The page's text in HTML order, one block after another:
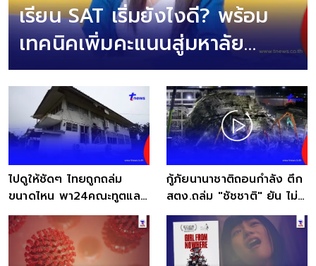
เรียน SAT เริ่มยังไงดี? พร้อม
เทคนิคเพิ่มคะแนนสู่มหาลัย
อินเตอร์
ไปดูให้ชัดๆ ไทยถูกถล่ม
ขนาดไหน พา24คณะทูตและ
สื่อลงพื้นที่ชายแดน
กู้ภัยนานาชาติถอนกำลัง ตึก
สตง.ถล่ม "ชัชชาติ" ยัน ไม่
กระทบภารกิจ